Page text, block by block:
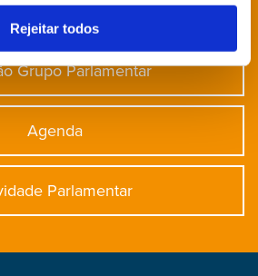
Rejeitar todos
Deputados
Grupo Parlamentar
Agenda
Parlamentar